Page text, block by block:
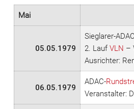
Mai
05.05.1979
Sieglarer-
2. Lauf VLN –
Ausrichter:
06.05.1979
ADAC-
Veranstalter: